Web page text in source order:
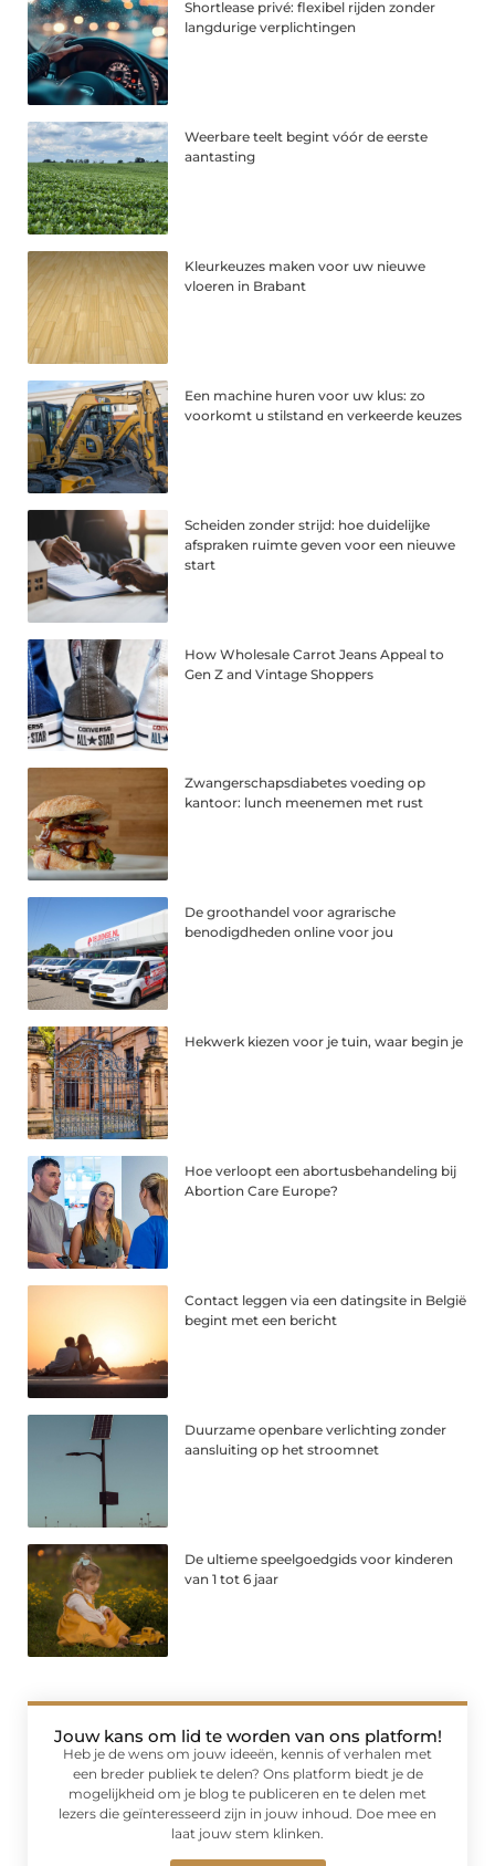
Shortlease privé: flexibel rijden zonder
langdurige verplichtingen
Weerbare teelt begint vóór de eerste
aantasting
Kleurkeuzes maken voor uw nieuwe
vloeren in Brabant
Een machine huren voor uw klus: zo
voorkomt u stilstand en verkeerde keuzes
Scheiden zonder strijd: hoe duidelijke
afspraken ruimte geven voor een nieuwe
start
How Wholesale Carrot Jeans Appeal to
Gen Z and Vintage Shoppers
Zwangerschapsdiabetes voeding op
kantoor: lunch meenemen met rust
De groothandel voor agrarische
benodigdheden online voor jou
Hekwerk kiezen voor je tuin, waar begin je
Hoe verloopt een abortusbehandeling bij
Abortion Care Europe?
Contact leggen via een datingsite in België
begint met een bericht
Duurzame openbare verlichting zonder
aansluiting op het stroomnet
De ultieme speelgoedgids voor kinderen
van 1 tot 6 jaar
Jouw kans om lid te worden van ons platform!
Heb je de wens om jouw ideeën, kennis of verhalen met
een breder publiek te delen? Ons platform biedt je de
mogelijkheid om je blog te publiceren en te delen met
lezers die geïnteresseerd zijn in jouw inhoud. Doe mee en
laat jouw stem klinken.